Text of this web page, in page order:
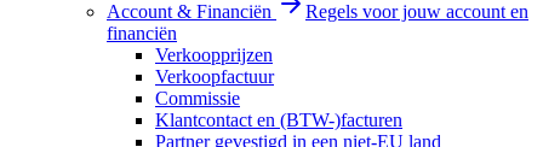
Account & Financiën
Regels voor jouw account en
financiën
Verkoopprijzen
Verkoopfactuur
Commissie
Klantcontact en (BTW-)facturen
Partner gevestigd in een niet-EU land